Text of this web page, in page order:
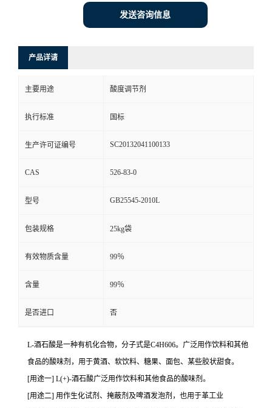
发送咨询信息
产品详请
主要用途 酸度调节剂
执行标准 国标
生产许可证编号 SC20132041100133
CAS 526-83-0
型号 GB25545-2010L
包装规格 25kg袋
有效物质含量 99％
含量 99％
是否进口 否
L-酒石酸是一种有机化合物，分子式是C4H606。广泛用作饮料和其他
食品的酸味剂，用于黄酒、软饮料、糖果、面包、某些胶状甜食。
[用途一] L(+)-酒石酸广泛用作饮料和其他食品的酸味剂。
[用途二] 用作生化试剂、掩蔽剂及啤酒发泡剂，也用于革工业